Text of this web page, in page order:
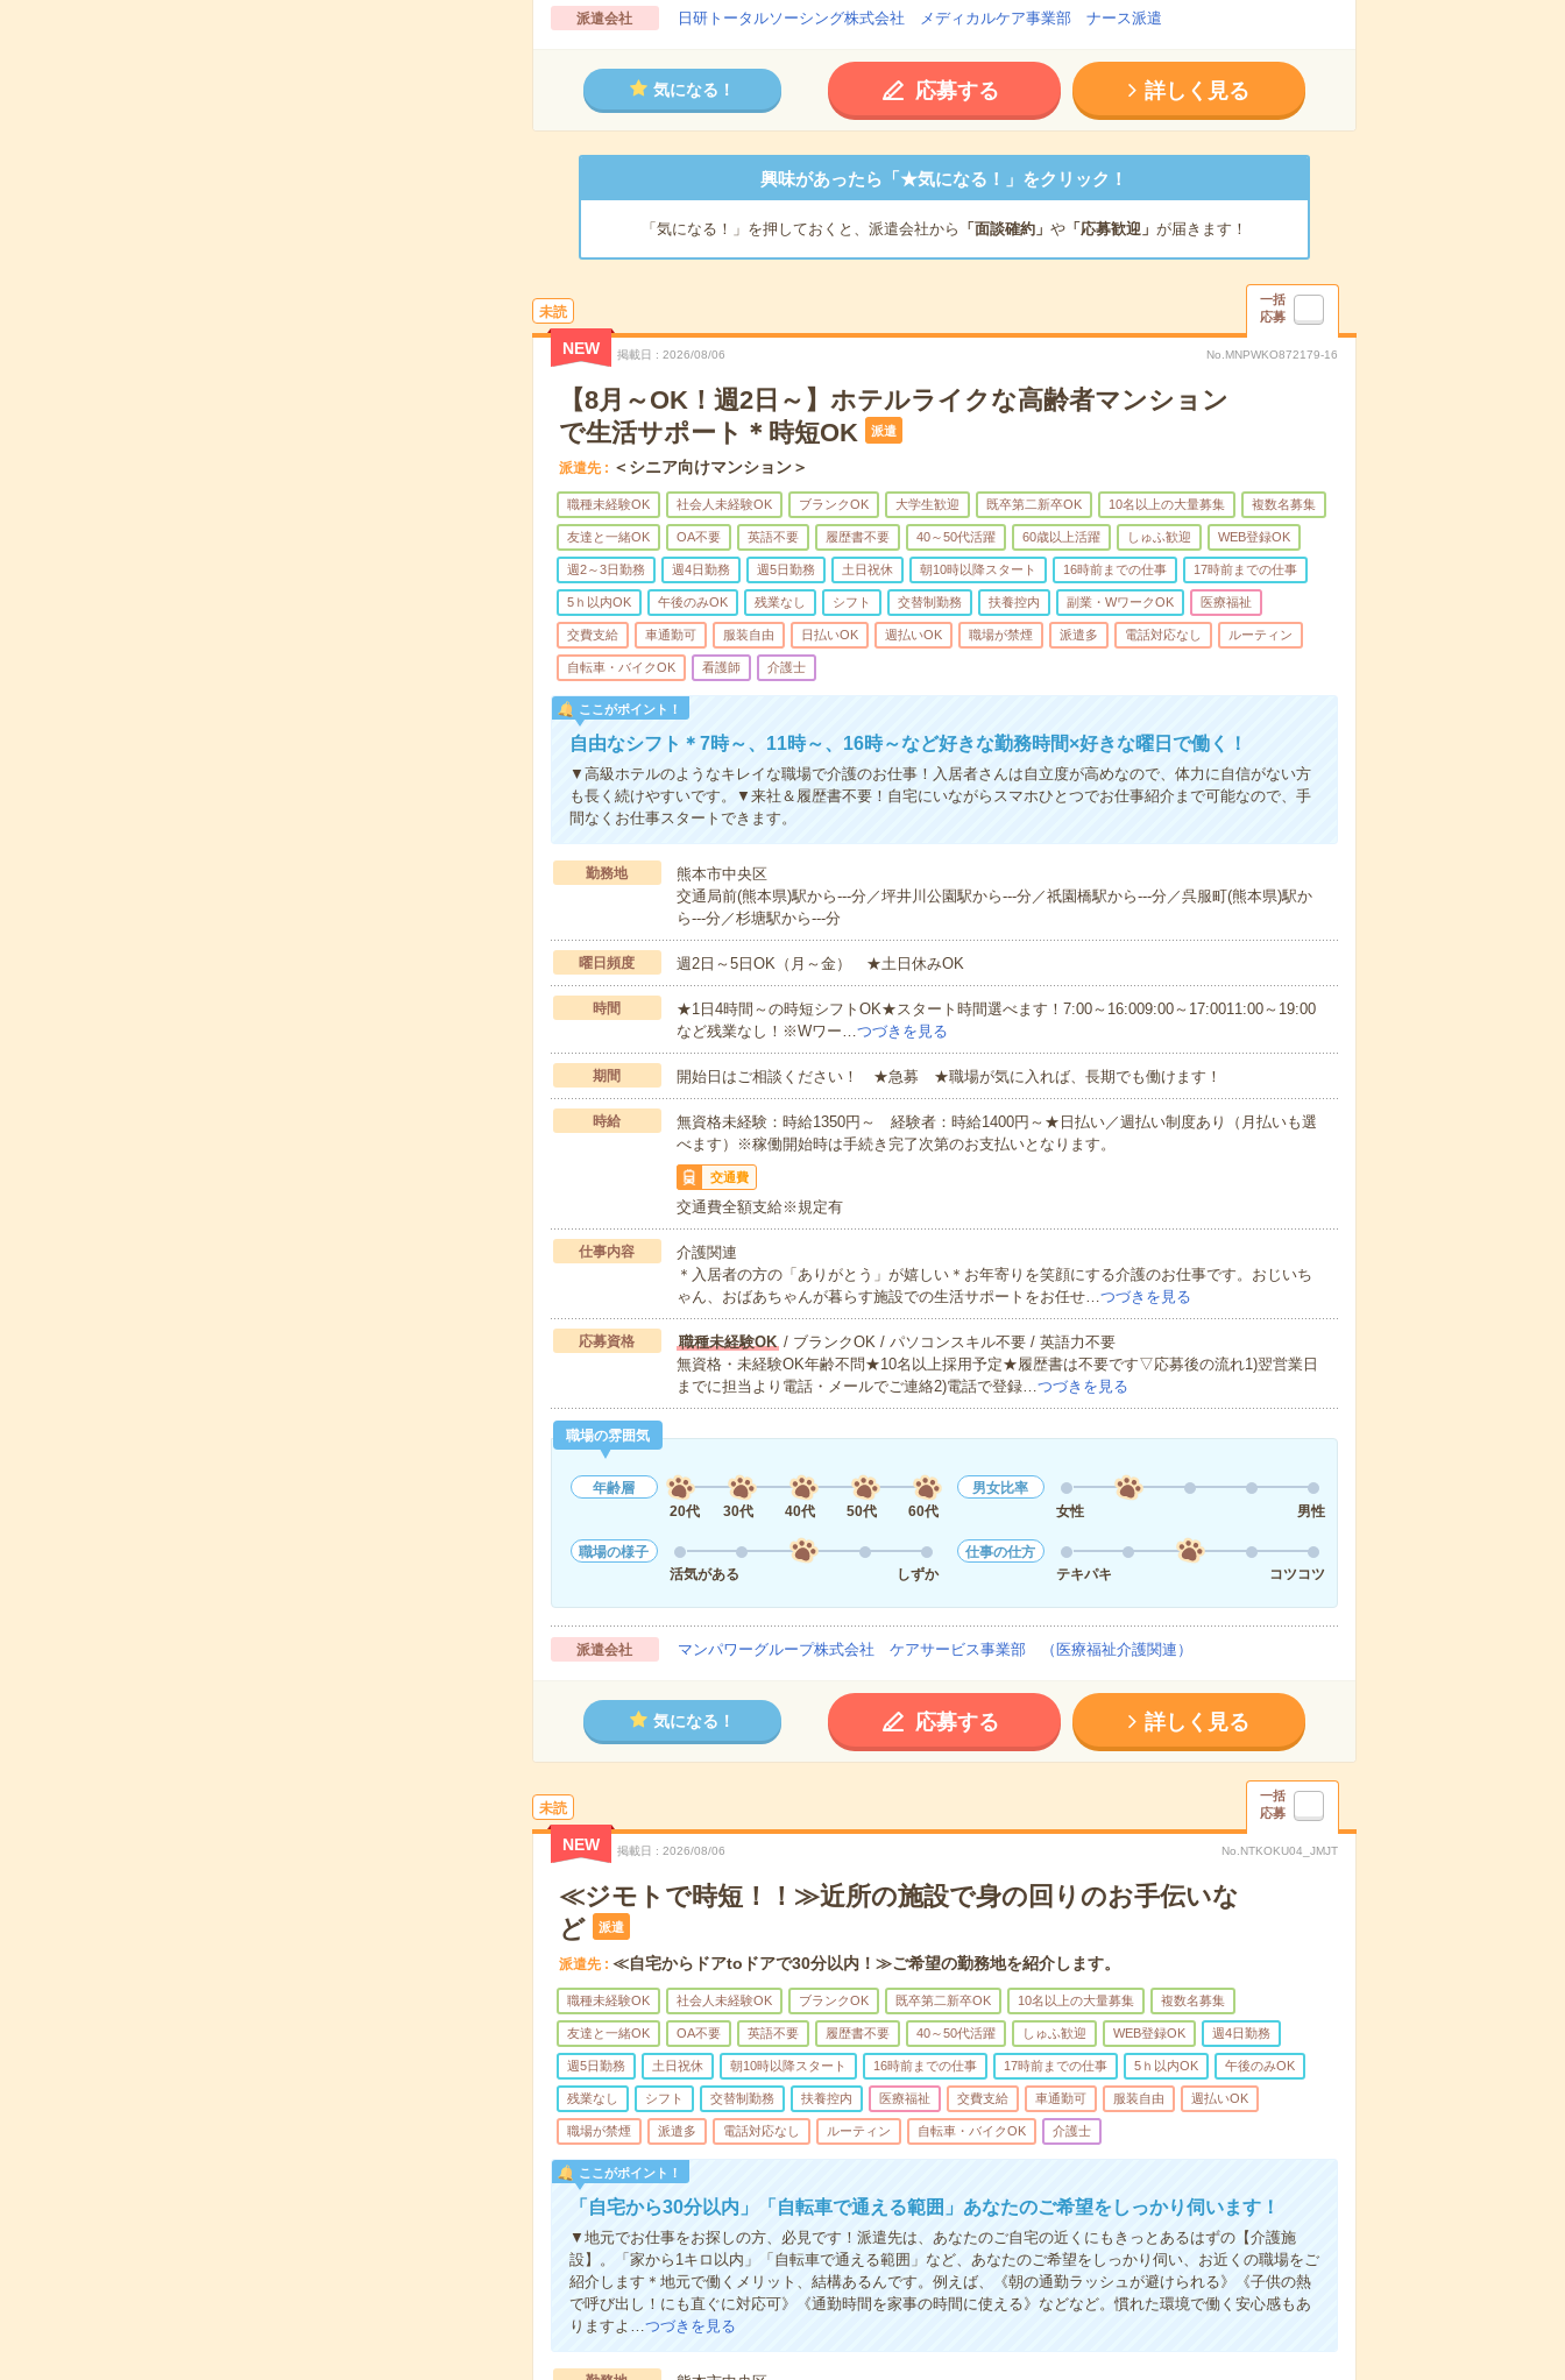
派遣会社 日研トータルソーシング株式会社 メディカルケア事業部 ナース派遣
気になる！ 応募する 詳しく見る
興味があったら「★気になる！」をクリック！
「気になる！」を押しておくと、派遣会社から 「面談確約」 や「応募歓迎」 が届きます！
未読
一括
応募
NEW 掲載日 2026/08/06 No.MNPWKO872179-16
【8月～OK！週2日～】ホテルライクな高齢者マンション
で生活サポート＊時短OK
派遣
派遣先 ＜シニア向けマンション＞
職種未経験OK 社会人未経験OK ブランクOK 大学生歓迎 既卒第二新卒OK 10名以上の大量募集 複数名募集
友達と一緒OK OA不要 英語不要 履歴書不要 40～50代活躍 60歳以上活躍 しゅふ歓迎 WEB登録OK
週2～3日勤務 週4日勤務 週5日勤務 土日祝休 朝10時以降スタート 16時前までの仕事 17時前までの仕事
5ｈ以内OK 午後のみOK 残業なし シフト 交替制勤務 扶養控内 副業・WワークOK 医療福祉
交費支給 車通勤可 服装自由 日払いOK 週払いOK 職場が禁煙 派遣多 電話対応なし ルーティン
自転車・バイクOK 看護師 介護士
ここがポイント！
自由なシフト＊7時～、11時～、16時～など好きな勤務時間×好きな曜日で働く！
▼高級ホテルのようなキレイな職場で介護のお仕事！入居者さんは自立度が高めなので、体力に自信がない方
も長く続けやすいです。▼来社＆履歴書不要！自宅にいながらスマホひとつでお仕事紹介まで可能なので、手
間なくお仕事スタートできます。
勤務地
熊本市中央区
交通局前(熊本県)駅から---分／坪井川公園駅から---分／祇園橋駅から---分／呉服町(熊本県)駅か
ら---分／杉塘駅から---分
曜日頻度 週2日～5日OK（月～金） ★土日休みOK
時間
★1日4時間～の時短シフトOK★スタート時間選べます！7:00～16:009:00～17:0011:00～19:00
など残業なし！※Wワー…つづきを見る
期間 開始日はご相談ください！ ★急募 ★職場が気に入れば、長期でも働けます！
時給
無資格未経験：時給1350円～ 経験者：時給1400円～★日払い／週払い制度あり（月払いも選
べます）※稼働開始時は手続き完了次第のお支払いとなります。
交通費
交通費全額支給※規定有
仕事内容
介護関連
＊入居者の方の「ありがとう」が嬉しい＊お年寄りを笑顔にする介護のお仕事です。おじいち
ゃん、おばあちゃんが暮らす施設での生活サポートをお任せ…つづきを見る
応募資格 職種未経験OK/ ブランクOK / パソコンスキル不要 / 英語力不要
無資格・未経験OK年齢不問★10名以上採用予定★履歴書は不要です▽応募後の流れ1)翌営業日
までに担当より電話・メールでご連絡2)電話で登録…つづきを見る
職場の雰囲気
年齢層
20代
30代 40代 50代 60代
男女比率
女性
男性
職場の様子
活気がある
しずか
仕事の仕方
テキパキ
コツコツ
派遣会社 マンパワーグループ株式会社 ケアサービス事業部 （医療福祉介護関連）
気になる！ 応募する 詳しく見る
未読
一括
応募
NEW 掲載日 2026/08/06 No.NTKOKU04_JMJT
≪ジモトで時短！！≫近所の施設で身の回りのお手伝いな
ど
派遣
派遣先 ≪自宅からドアtoドアで30分以内！≫ご希望の勤務地を紹介します。
職種未経験OK 社会人未経験OK ブランクOK 既卒第二新卒OK 10名以上の大量募集 複数名募集
友達と一緒OK OA不要 英語不要 履歴書不要 40～50代活躍 しゅふ歓迎 WEB登録OK 週4日勤務
週5日勤務 土日祝休 朝10時以降スタート 16時前までの仕事 17時前までの仕事 5ｈ以内OK 午後のみOK
残業なし シフト 交替制勤務 扶養控内 医療福祉 交費支給 車通勤可 服装自由 週払いOK
職場が禁煙 派遣多 電話対応なし ルーティン 自転車・バイクOK 介護士
ここがポイント！
「自宅から30分以内」「自転車で通える範囲」あなたのご希望をしっかり伺います！
▼地元でお仕事をお探しの方、必見です！派遣先は、あなたのご自宅の近くにもきっとあるはずの【介護施
設】。「家から1キロ以内」「自転車で通える範囲」など、あなたのご希望をしっかり伺い、お近くの職場をご
紹介します＊地元で働くメリット、結構あるんです。例えば、《朝の通勤ラッシュが避けられる》《子供の熱
で呼び出し！にも直ぐに対応可》《通勤時間を家事の時間に使える》などなど。慣れた環境で働く安心感もあ
りますよ…つづきを見る